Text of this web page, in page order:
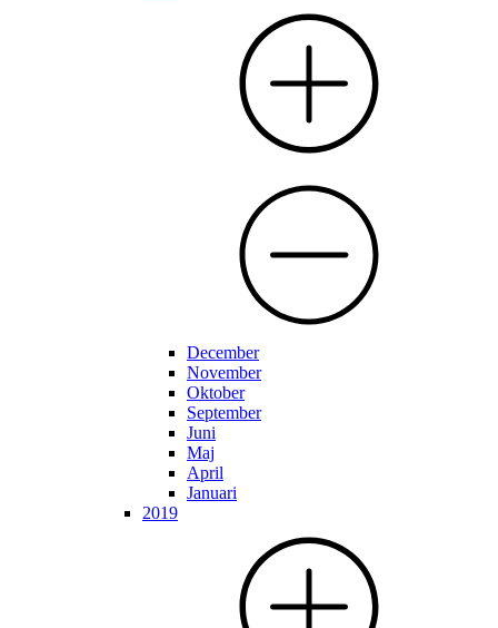
December
November
Oktober
September
Juni
Maj
April
Januari
2019